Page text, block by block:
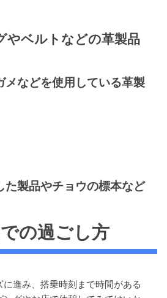
やベルトなどの革製品
メなどを使用している革製
た製品やチョウの標本など
の過ごし方
進み、搭乗時刻まで時間がある